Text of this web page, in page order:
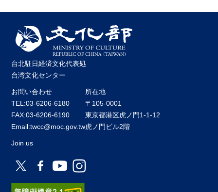
台北駐日経済文化代表処
台湾文化センター
お問い合わせ
TEL:03-6206-6180
FAX:03-6206-6190
Email:twcc@moc.gov.tw
所在地
〒105-0001
東京都港区虎ノ門1-1-12
虎ノ門ビル2階
Join us